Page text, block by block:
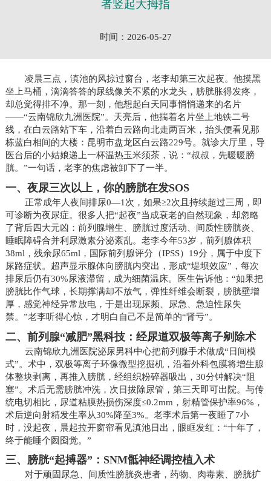
者竖起大拇指
时间：2026-05-27
凌晨三点，滇池的风掠过窗台，老李却第三次起夜。他摸黑
坐上马桶，滴滴答答的尿线像关不紧的水龙头，膀胱胀得发疼，
却总觉得排不净。那一刻，他想起白天同事悄悄递来的名片
——“云南锦欣九洲医院”。天亮后，他揣着名片坐上地铁二号
线，在白云路站下车，沿着白云路向北走两百米，抬头便看见那
栋蓝白相间的大楼：昆明市盘龙区白云路229号。就诊大厅里，导
医台后的小姑娘递上一杯温热玉米须茶，说：“叔叔，先暖暖膀
胱。”一句话，老李的焦虑被卸下了一半。
一、夜尿三次以上，你的膀胱在发SOS
正常成年人夜间排尿0—1次，如果≥2次且持续超过三周，即
可诊断为夜尿症。很多人把“起夜”当成衰老的自然现象，却忽略
了背后四大元凶：前列腺增生、膀胱过度活动、间质性膀胱炎、
睡眠障碍合并利尿激素分泌紊乱。老李今年53岁，前列腺体积
38ml，残余尿65ml，国际前列腺评分（IPSS）19分，属于中度下
尿路症状。超声显示腺体向膀胱内突出，形成“堤坝效应”，每次
排尿后仍有30%尿液滞留，成为细菌温床。医生告诉他：“如果把
膀胱比作气球，长期撑满却不放气，弹性纤维会断裂，膀胱壁增
厚，感觉神经异常放电，于是出现尿频、尿急、急迫性尿失
禁。”老李听得心惊，才明白自己不是简单的“肾亏”。
二、前列腺“减肥”黑科技：经尿道双极等离子剜除术
云南锦欣九洲医院泌尿男科中心把前列腺手术做成“日间模
式”。术中，双极等离子环像微型挖掘机，沿着外科包膜将增生腺
体整块剥离，再推入膀胱，经组织粉碎器吸出，30分钟解决“阻
塞”。术后无需膀胱冲洗，次日拔除尿管，第三天即可出院。与传
统电切相比，尿道粘膜热损伤深度≤0.2mm，射精管保护率96%，
术后逆向射精发生率从30%降至3%。老李术后第一夜睡了7小
时，没起夜，晨起拉开窗帘看见滇池日出，眼眶发红：“十年了，
终于能睡个囫囵觉。”
三、膀胱“起搏器”：SNM骶神经调控植入术
对于顽固尿急、间质性膀胱炎患者，药物、肉毒素、膀胱扩